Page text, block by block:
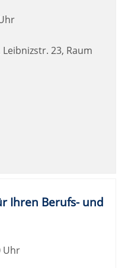
23, Raum
Ihren Berufs- und
Uhr